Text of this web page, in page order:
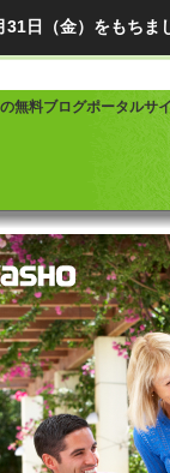
31日（金）をもちま
無料ブログポータルサ